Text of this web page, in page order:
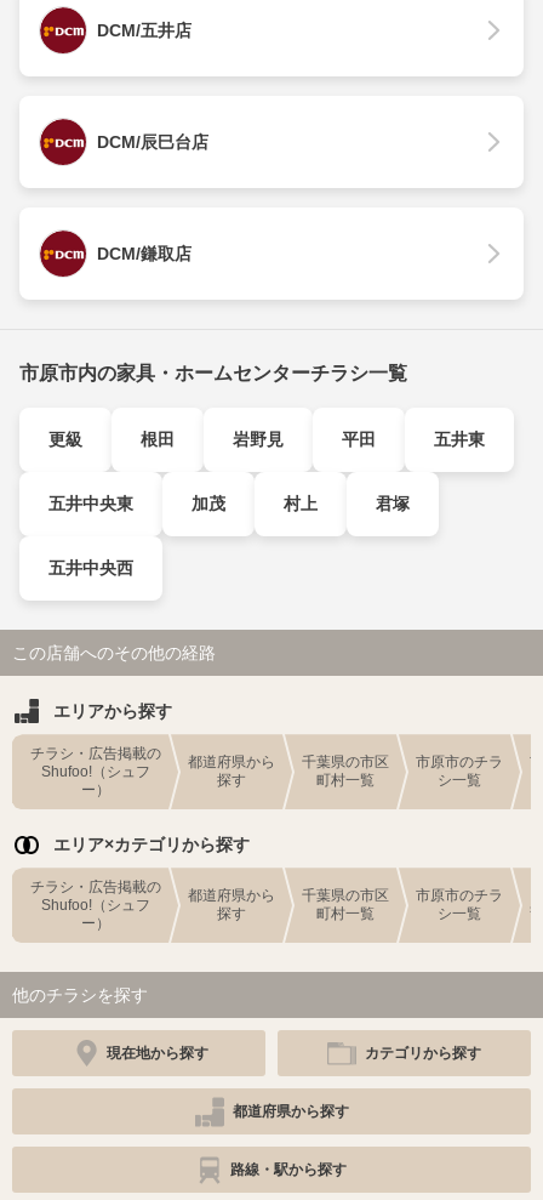
DCM/五井店
DCM/辰巳台店
DCM/鎌取店
市原市内の家具・ホームセンターチラシ一覧
更級 根田 岩野見 平田 五井東
五井中央東 加茂 村上 君塚
五井中央西
この店舗へのその他の経路
エリアから探す
チラシ・広告掲載の
Shufoo!（シュフ
ー）
都道府県から
探す
千葉県の市区
町村一覧
市原市のチラ
シ一覧
エリア×カテゴリから探す
チラシ・広告掲載の
Shufoo!（シュフ
ー）
都道府県から
探す
千葉県の市区
町村一覧
市原市のチラ
シ一覧
他のチラシを探す
現在地から探す カテゴリから探す
都道府県から探す
路線・駅から探す